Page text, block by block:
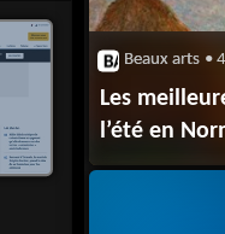
Beaux arts •
Les
l’été en